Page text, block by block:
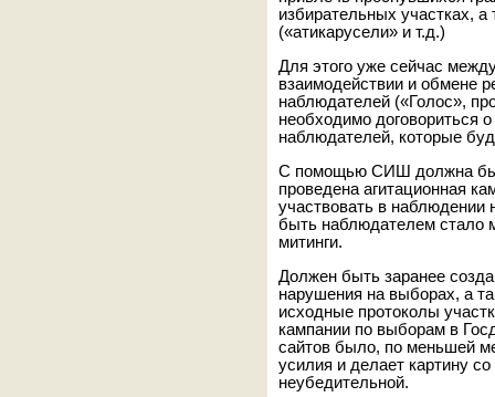
избирательных участках, а
(«атикарусели» и т.д.)
Для этого уже сейчас
взаимодействии и обмене
наблюдателей («Голос»,
необходимо договориться
наблюдателей, которые
С помощью СИШ должна
проведена агитационная
участвовать в наблюдении
быть наблюдателем стало
митинги.
Должен быть заранее
нарушения на выборах, а
исходные протоколы
кампании по выборам в
сайтов было, по меньшей
усилия и делает картину
неубедительной.